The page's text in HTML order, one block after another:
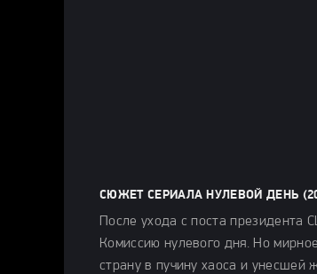
СЮЖЕТ СЕРИАЛА НУЛЕВОЙ ДЕНЬ
После ухода с поста
Комиссию нулевого дня. Но
страну в пучину хаоса и